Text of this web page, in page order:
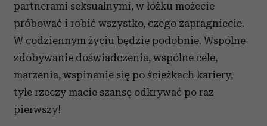
partnerami seksualnymi, w łóżku możecie
próbować i robić wszystko, czego zapragniecie.
W codziennym życiu będzie podobnie. Wspólne
zdobywanie doświadczenia, wspólne cele,
marzenia, wspinanie się po ścieżkach kariery,
tyle rzeczy macie szansę odkrywać po raz
pierwszy!